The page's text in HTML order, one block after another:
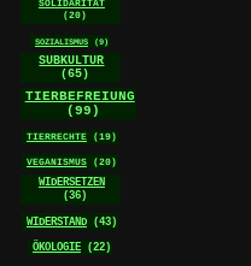
SOLIDARITÄT
(20)
SOZIALISMUS (9)
SUBKULTUR
(65)
TIERBEFREIUNG
(99)
TIERRECHTE (19)
VEGANISMUS (20)
WIDERSETZEN
(36)
WIDERSTAND (43)
ÖKOLOGIE (22)